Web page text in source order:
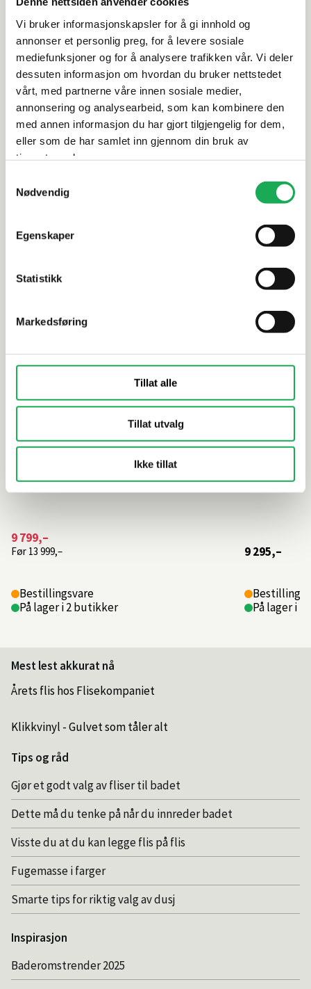
Vi bruker informasjonskapsler for å gi innhold og
annonser et personlig preg, for å levere sosiale
mediefunksjoner og for å analysere trafikken vår. Vi deler
dessuten informasjon om hvordan du bruker nettstedet
vårt, med partnerne våre innen sosiale medier,
annonsering og analysearbeid, som kan kombinere den
med annen informasjon du har gjort tilgjengelig for dem,
eller som de har samlet inn gjennom din bruk av
tjenestene deres.
Nødvendig
Egenskaper
Statistikk
Markedsføring
Tillat alle
Tillat utvalg
Ikke tillat
Spesifikasjoner
Rengjøring og vedlikehold
Leveringsinformasjon
Dokumentasjon
Alternative produkter
-30%
9 799,–
Før 13 999,–
Bestillingsvare
På lager i 2 butikker
Takdusj
SPILLO
FIMA
9 295,–
På lager i
Mest lest akkurat nå
Årets flis hos Flisekompaniet
Klikkvinyl - Gulvet som tåler alt
Tips og råd
Gjør et godt valg av fliser til badet
Dette må du tenke på når du innreder badet
Visste du at du kan legge flis på flis
Fugemasse i farger
Smarte tips for riktig valg av dusj
Inspirasjon
Baderomstrender 2025